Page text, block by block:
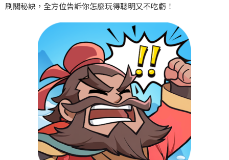
刷關秘訣，全方位告訴你怎麼玩得聰明又不吃虧！